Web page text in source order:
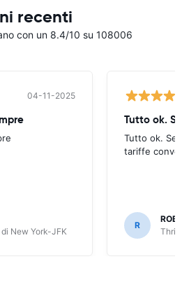
recenti
con un 8.4/10 su 108006
04-11-2025
New York-JFK
Tutto ok.
Tutto ok.
tariffe
R